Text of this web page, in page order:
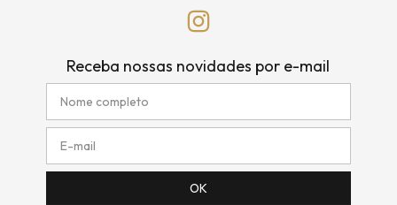
Receba nossas novidades por e-mail